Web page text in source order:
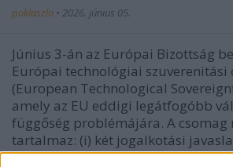
poklaszlo • 2026. június 05.
Június 3-án az Európai Bizottság
Európai technológiai szuverenitási
(European Technological
amely az EU eddigi legátfogóbb
függőség problémájára. A csomag
tartalmaz: (i) két jogalkotási
2.0-t…